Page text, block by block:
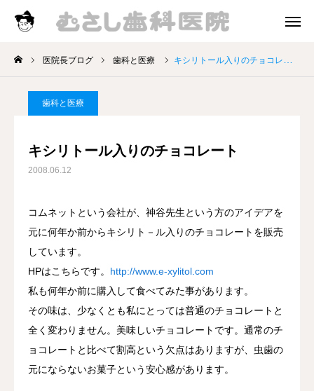
医院長ブログ 歯科と医療 キシリトール入りのチョコレート
歯科と医療
キシリトール入りのチョコレート
2008.06.12
コムネットという会社が、神谷先生という方のアイデアを
元に何年か前からキシリト－ル入りのチョコレートを販売
しています。
HPはこちらです。 http://www.e-xylitol.com
私も何年か前に購入して食べてみた事があります。
その味は、少なくとも私にとっては普通のチョコレートと
全く変わりません。美味しいチョコレートです。通常のチ
ョコレートと比べて割高という欠点はありますが、虫歯の
元にならないお菓子という安心感があります。
診療時間 アクセス
院長挨拶
お知らせ